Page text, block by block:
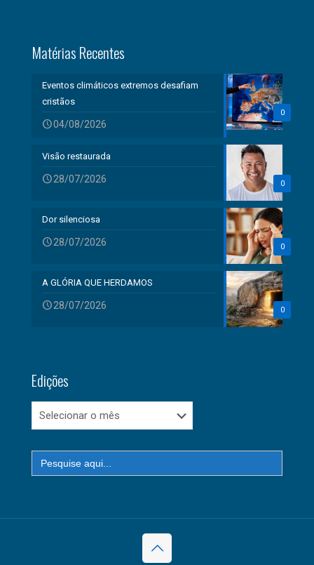
Matérias Recentes
0
Eventos climáticos extremos desafiam
cristãos
04/08/2026
0
Visão restaurada
28/07/2026
0
Dor silenciosa
28/07/2026
0
A GLÓRIA QUE HERDAMOS
28/07/2026
Edições
Edições
Search
for: